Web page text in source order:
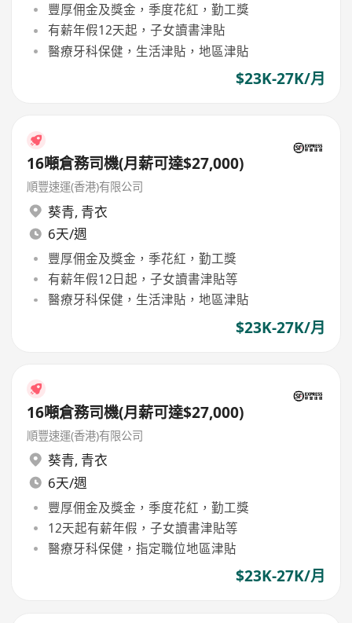
豐厚佣金及獎金，季度花紅，勤工獎
有薪年假12天起，子女讀書津貼
醫療牙科保健，生活津貼，地區津貼
$23K-27K/月
16噸倉務司機(月薪可達$27,000)
順豐速運(香港)有限公司
葵青, 青衣
6天/週
豐厚佣金及獎金，季花紅，勤工獎
有薪年假12日起，子女讀書津貼等
醫療牙科保健，生活津貼，地區津貼
$23K-27K/月
16噸倉務司機(月薪可達$27,000)
順豐速運(香港)有限公司
葵青, 青衣
6天/週
豐厚佣金及獎金，季度花紅，勤工獎
12天起有薪年假，子女讀書津貼等
醫療牙科保健，指定職位地區津貼
$23K-27K/月